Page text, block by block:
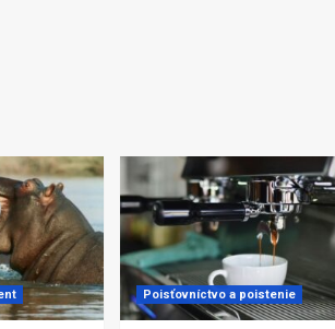
Poisťovníctvo a poistenie